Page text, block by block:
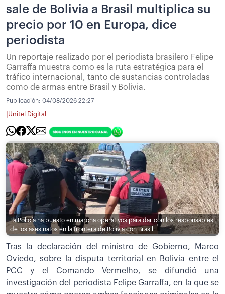
sale de Bolivia a Brasil multiplica su
precio por 10 en Europa, dice
periodista
Un reportaje realizado por el periodista brasilero Felipe
Garraffa muestra como es la ruta estratégica para el
tráfico internacional, tanto de sustancias controladas
como de armas entre Brasil y Bolivia.
Publicación: 04/08/2026 22:27
Unitel Digital
La Policía ha puesto en marcha operativos para dar con los responsables
de los asesinatos en la frontera de Bolivia con Brasil
Tras la declaración del ministro de Gobierno, Marco
Oviedo, sobre la disputa territorial en Bolivia entre el
PCC y el Comando Vermelho, se difundió una
investigación del periodista Felipe Garraffa, en la que se